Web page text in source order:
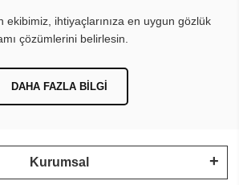
ekibimiz, ihtiyaçlarınıza en uygun gözlük
çözümlerini belirlesin.
DAHA FAZLA BILGI
Kurumsal